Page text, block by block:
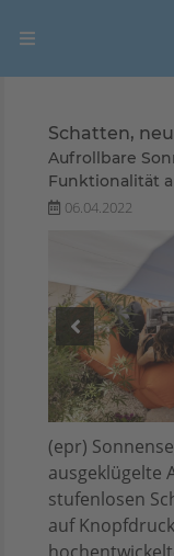
Schatten,
Aufrollbare
Funktionalität
06.04.2022
(epr)
ausgeklügelte
stufenlosen
auf